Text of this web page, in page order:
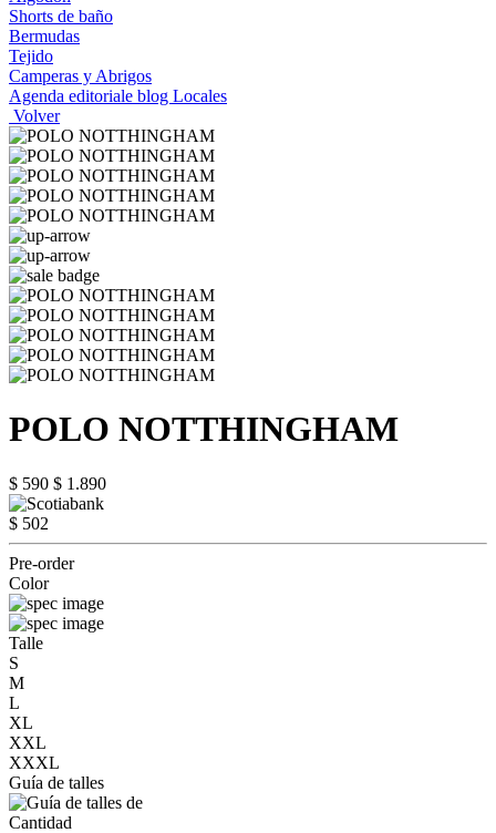
Shorts de baño
Bermudas
Tejido
Camperas y Abrigos
Agenda editoriale blog Locales
Volver
POLO NOTTHINGHAM
$ 590 $ 1.890
$ 502
Pre-order
Color
Talle
S
M
L
XL
XXL
XXXL
Guía de talles
Cantidad